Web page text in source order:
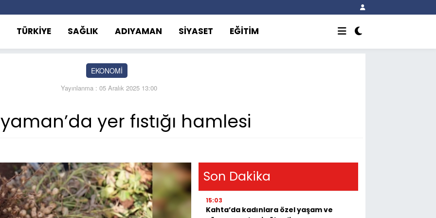
TÜRKİYE SAĞLIK ADIYAMAN SİYASET EĞİTİM
EKONOMİ
Yayınlanma : 05 Aralık 2025 13:00
yer fıstığı hamlesi
Son Dakika
15:03
Kahta’da kadınlara özel yaşam ve